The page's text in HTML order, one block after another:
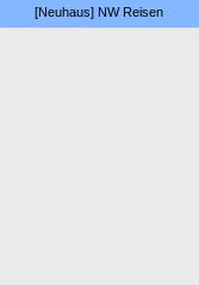
[Neuhaus] NW Reisen